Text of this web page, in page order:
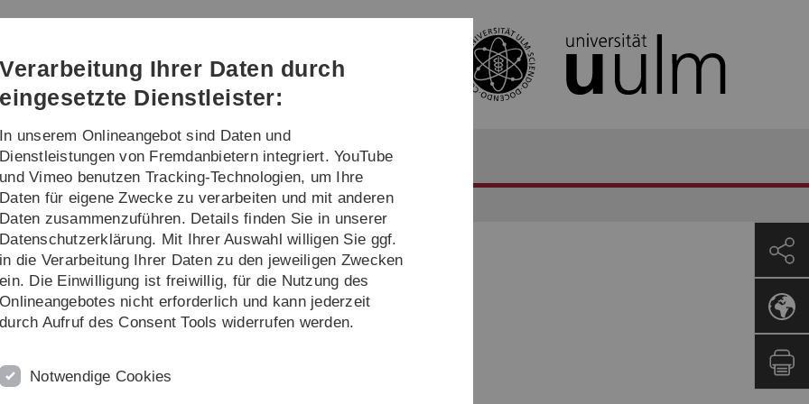
Direkt
Direkt
Direkt
(Sprache,
Drucken,
Social
Direkt
Direkt
Hochschulambulanz
Psychologie und Pädagogik
für Psychologie und Pädagogik
Diagnostik &
Verarbeitung Ihrer Daten durch
eingesetzte Dienstleister:
In unserem Onlineangebot sind Daten und
Dienstleistungen von Fremdanbietern integriert. YouTube
und Vimeo benutzen Tracking-Technologien, um Ihre
Daten für eigene Zwecke zu verarbeiten und mit anderen
Daten zusammenzuführen. Details finden Sie in unserer
Datenschutzerklärung. Mit Ihrer Auswahl willigen Sie ggf.
in die Verarbeitung Ihrer Daten zu den jeweiligen Zwecken
ein. Die Einwilligung ist freiwillig, für die Nutzung des
Onlineangebotes nicht erforderlich und kann jederzeit
durch Aufruf des Consent Tools widerrufen werden.
Notwendige Cookies